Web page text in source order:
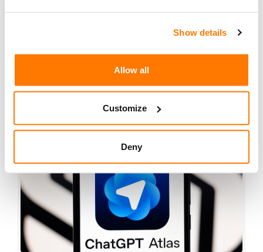
Show details
Allow all
Customize
Deny
verhelfen.»
weiterlesen